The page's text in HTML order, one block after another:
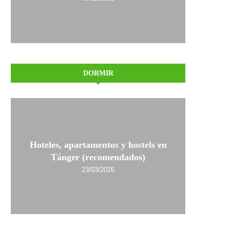
DORMIR
Hoteles, apartamentos y hostels en
Tánger (recomendados)
23/03/2026